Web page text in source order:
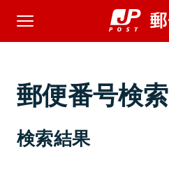
郵便番号検索
検索結果